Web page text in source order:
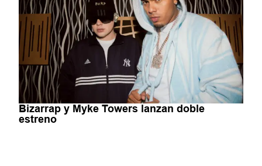
Bizarrap y Myke Towers lanzan doble
estreno